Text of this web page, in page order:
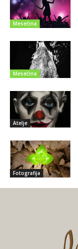
Mesečina
Mesečina
Atelje
Fotografija